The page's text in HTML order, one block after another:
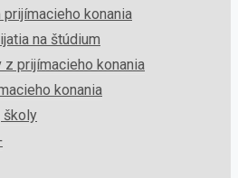
prijímacieho konania
na štúdium
z prijímacieho konania
konania
školy